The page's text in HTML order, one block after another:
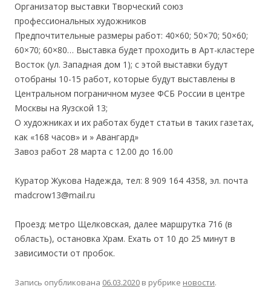
Организатор выставки Творческий союз
профессиональных художников
Предпочтительные размеры работ: 40×60; 50×70; 50×60;
60×70; 60×80… Выставка будет проходить в Арт-кластере
Восток (ул. Западная дом 1); с этой выставки будут
отобраны 10-15 работ, которые будут выставлены в
Центральном пограничном музее ФСБ России в центре
Москвы на Яузской 13;
О художниках и их работах будет статьи в таких газетах,
как «168 часов» и » Авангард»
Завоз работ 28 марта с 12.00 до 16.00
Куратор Жукова Надежда, тел: 8 909 164 4358, эл. почта
madcrow13@mail.ru
Проезд: метро Щелковская, далее маршрутка 716 (в
область), остановка Храм. Ехать от 10 до 25 минут в
зависимости от пробок.
Запись опубликована 06.03.2020 в рубрике новости.